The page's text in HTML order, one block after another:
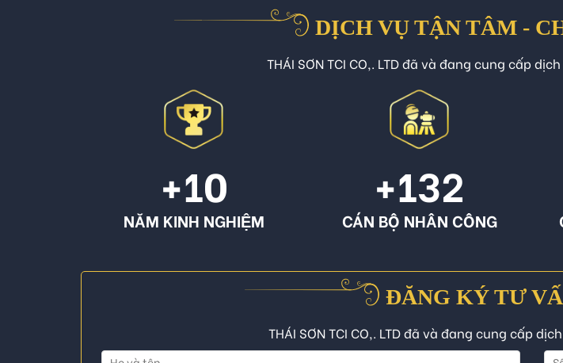
DỊCH VỤ TẬN TÂM -
THÁI SƠN TCI CO,. LTD đã và đang cung cấp
+10
NĂM KINH NGHIỆM
+132
CÁN BỘ NHÂN CÔNG
ĐĂNG KÝ TƯ
THÁI SƠN TCI CO,. LTD đã và đang cung cấp